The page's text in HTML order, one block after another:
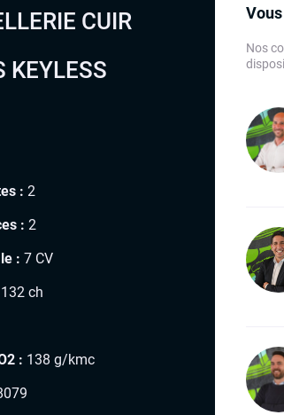
CUIR
KEYLESS
: 2
: 2
: 7 CV
132 ch
: 138 g/kmc
Nos